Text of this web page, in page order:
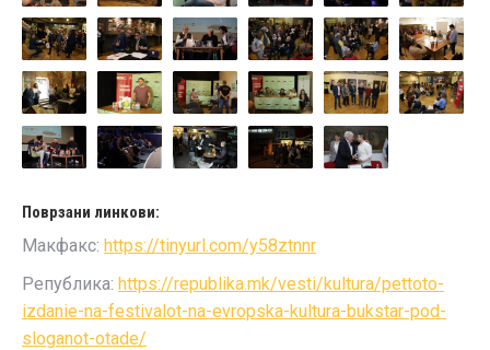
Поврзани линкови:
Макфакс: https://tinyurl.com/y58ztnnr
Република: https://republika.mk/vesti/kultura/pettoto-
izdanie-na-festivalot-na-evropska-kultura-bukstar-pod-
sloganot-otade/